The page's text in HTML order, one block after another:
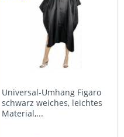
Universal-Umhang Figaro
schwarz weiches, leichtes
Material,...